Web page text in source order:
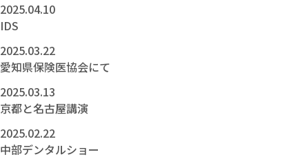
2025.04.10
IDS
2025.03.22
愛知県保険医協会にて
2025.03.13
京都と名古屋講演
2025.02.22
中部デンタルショー